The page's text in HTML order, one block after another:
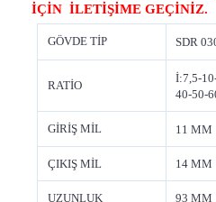
İÇİN İLETİŞİME GEÇİNİZ.
GÖVDE TİP SDR
RATİO
İ:7,5-
40-50-
GİRİŞ MİL 11 MM
ÇIKIŞ MİL 14 MM
UZUNLUK 93 MM